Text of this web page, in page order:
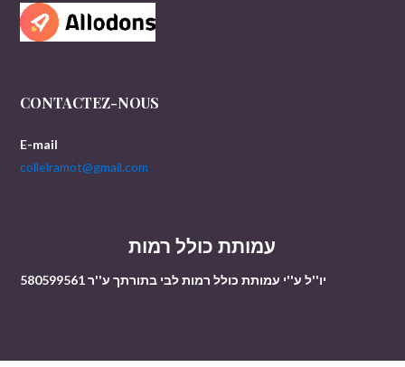
CONTACTEZ-NOUS
E-mail
collelramot@gmail.com
עמותת כולל רמות
יו''ל ע''י עמותת כולל רמות לבי בתורתך ע''ר 580599561